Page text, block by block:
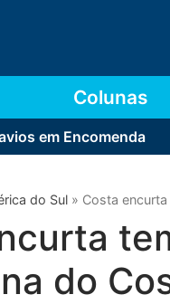
em Encomenda
Colunas
do Sul » Costa
do